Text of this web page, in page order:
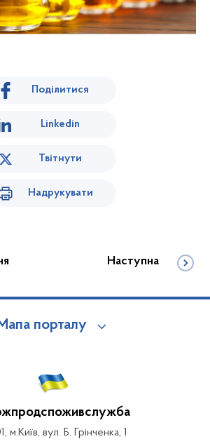
Поділитися
Linkedin
Твітнути
Надрукувати
Наступна
порталу
м.Київ, вул. Б. Грінченка, 1